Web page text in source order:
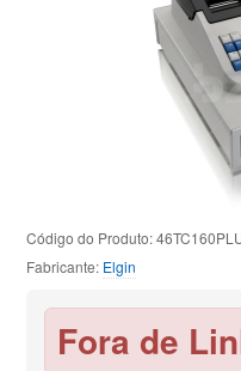
Código do Produto:
Fabricante: Elgin
Fora de